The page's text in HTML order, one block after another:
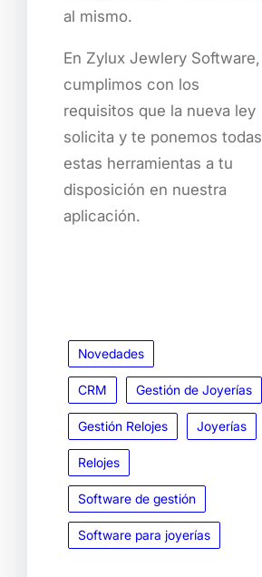
al mismo.
En Zylux Jewlery Software,
cumplimos con los
requisitos que la nueva ley
solicita y te ponemos todas
estas herramientas a tu
disposición en nuestra
aplicación.
Novedades
CRM Gestión de Joyerías
Gestión Relojes Joyerías
Relojes
Software de gestión
Software para joyerías